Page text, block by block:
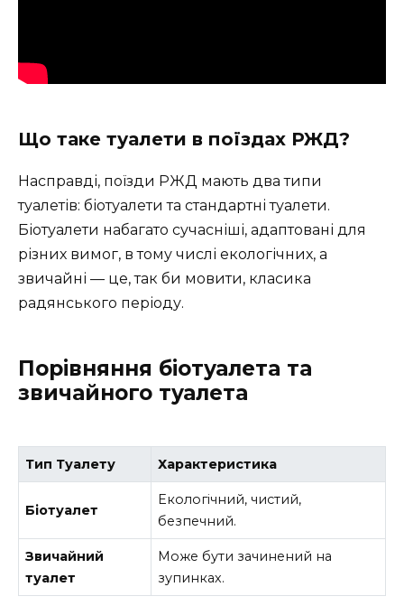
Що таке туалети в поїздах РЖД?
Насправді, поїзди РЖД мають два типи
туалетів: біотуалети та стандартні туалети.
Біотуалети набагато сучасніші, адаптовані для
різних вимог, в тому числі екологічних, а
звичайні — це, так би мовити, класика
радянського періоду.
Порівняння біотуалета та
звичайного туалета
Тип Туалету Характеристика
Біотуалет
Екологічний, чистий,
безпечний.
Звичайний
туалет
Може бути зачинений на
зупинках.